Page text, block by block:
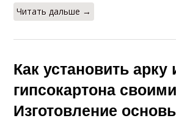
Читать дальше →
Как установить арку
гипсокартона
Изготовление